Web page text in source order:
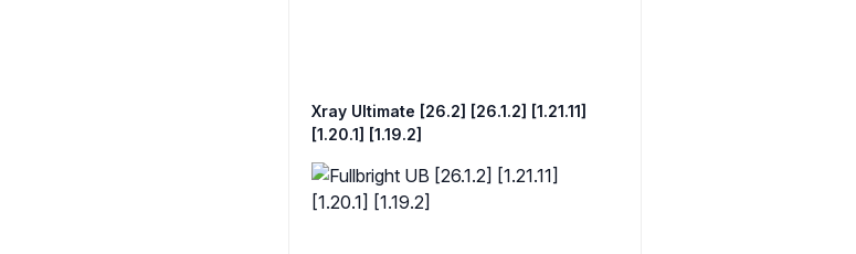
Xray Ultimate [26.2] [26.1.2] [1.21.11]
[1.20.1] [1.19.2]